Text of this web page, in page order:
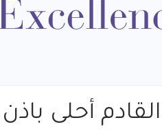
أحلى باذن